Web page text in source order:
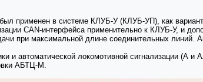
применен в системе КЛУБ-У (КЛУБ-УП), как
CAN-интерфейса применительно к КЛУБ-У, и
при максимальной длине соединительных линий.
и автоматической локомотивной сигнализации
АБТЦ-М.